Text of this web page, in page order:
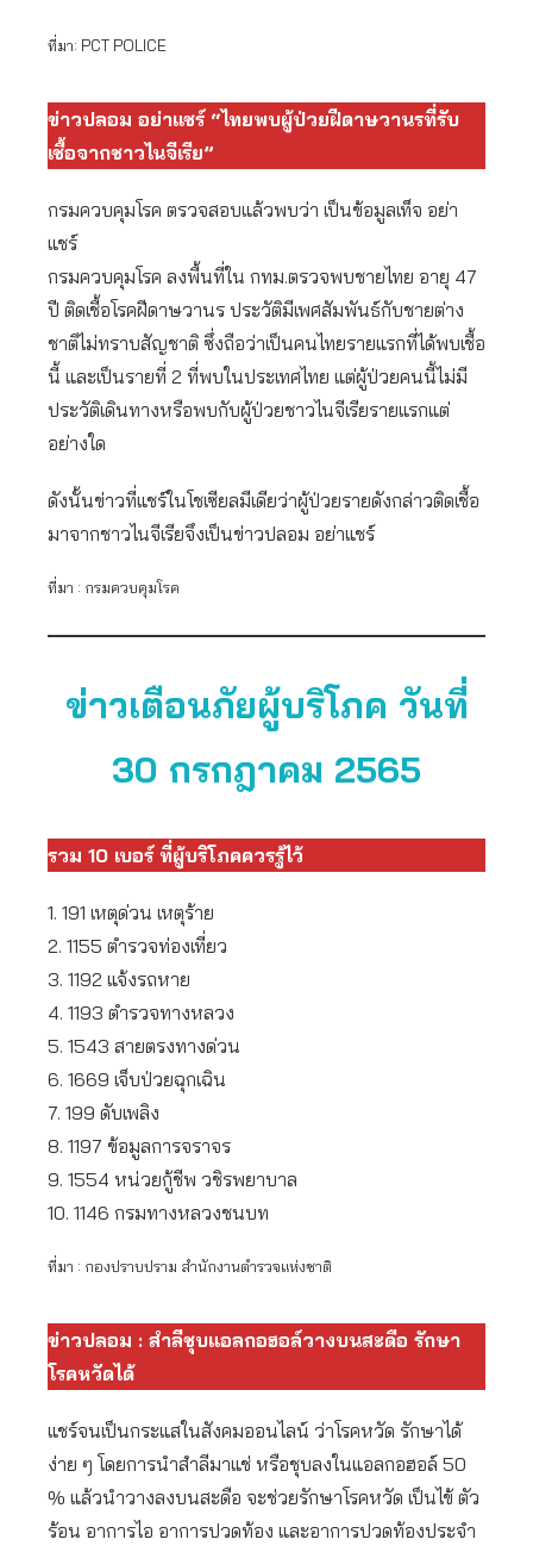
ที่มา: PCT POLICE
ข่าวปลอม อย่าแชร์ “ไทยพบผู้ป่วยฝีดาษวานรที่รับ
เชื้อจากชาวไนจีเรีย”
กรมควบคุมโรค ตรวจสอบแล้วพบว่า เป็นข้อมูลเท็จ อย่า
แชร์
กรมควบคุมโรค ลงพื้นที่ใน กทม.ตรวจพบชายไทย อายุ 47
ปี ติดเชื้อโรคฝีดาษวานร ประวัติมีเพศสัมพันธ์กับชายต่าง
ชาติไม่ทราบสัญชาติ ซึ่งถือว่าเป็นคนไทยรายแรกที่ได้พบเชื้อ
นี้ และเป็นรายที่ 2 ที่พบในประเทศไทย แต่ผู้ป่วยคนนี้ไม่มี
ประวัติเดินทางหรือพบกับผู้ป่วยชาวไนจีเรียรายแรกแต่
อย่างใด
ดังนั้นข่าวที่แชร์ในโชเซียลมีเดียว่าผู้ป่วยรายดังกล่าวติดเชื้อ
มาจากชาวไนจีเรียจึงเป็นข่าวปลอม อย่าแชร์
ที่มา : กรมควบคุมโรค
ข่าวเตือนภัยผู้บริโภค วันที่
30 กรกฎาคม 2565
รวม 10 เบอร์ ที่ผู้บริโภคควรรู้ไว้
1. 191 เหตุด่วน เหตุร้าย
2. 1155 ตำรวจท่องเที่ยว
3. 1192 แจ้งรถหาย
4. 1193 ตำรวจทางหลวง
5. 1543 สายตรงทางด่วน
6. 1669 เจ็บป่วยฉุกเฉิน
7. 199 ดับเพลิง
8. 1197 ข้อมูลการจราจร
9. 1554 หน่วยกู้ชีพ วชิรพยาบาล
10. 1146 กรมทางหลวงชนบท
ที่มา : กองปราบปราม สำนักงานตำรวจแห่งชาติ
ข่าวปลอม : สำลีชุบแอลกอฮอล์วางบนสะดือ รักษา
โรคหวัดได้
แชร์จนเป็นกระแสในสังคมออนไลน์ ว่าโรคหวัด รักษาได้
ง่าย ๆ โดยการนำสำลีมาแช่ หรือชุบลงในแอลกอฮอล์ 50
% แล้วนำวางลงบนสะดือ จะช่วยรักษาโรคหวัด เป็นไข้ ตัว
ร้อน อาการไอ อาการปวดท้อง และอาการปวดท้องประจำ